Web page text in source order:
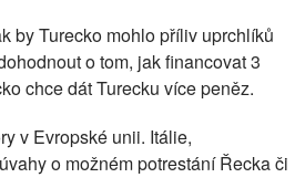
by Turecko mohlo příliv uprchlíků
o tom, jak financovat 3
chce dát Turecku více peněz.
v Evropské unii. Itálie,
o možném potrestání Řecka či